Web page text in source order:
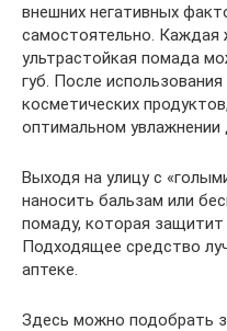
внешних негативных
самостоятельно. Каждая
ультрастойкая помада
губ. После
косметических
оптимальном увлажнении
Выходя на улицу с
наносить бальзам или
помаду, которая
Подходящее средство
аптеке.
Здесь можно подобрать